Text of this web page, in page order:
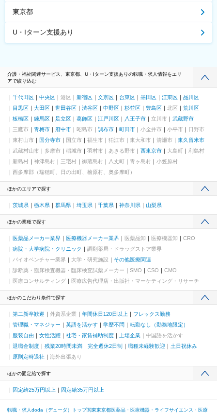
東京都
U・Iターン支援あり
介護・福祉関連サービス、東京都、U・Iターン支援ありの転職・求人情報をエリ
アで絞り込む
千代田区 中央区 港区 新宿区 文京区 台東区 墨田区 江東区
品川区
目黒区
大田区 世田谷区 渋谷区 中野区 杉並区 豊島区 北区
荒川区
板橋区
練馬区 足立区 葛飾区 江戸川区 八王子市 立川市
武蔵野市
三鷹市
青梅市 府中市 昭島市 調布市 町田市 小金井市 小平市
日野市
東村山市
国分寺市 国立市 福生市 狛江市 東大和市 清瀬市
東久留米市
武蔵村山市
多摩市 稲城市 羽村市 あきる野市 西東京市 大島町
利島村
新島村
神津島村 三宅村 御蔵島村 八丈町 青ヶ島村
小笠原村
西多摩郡（瑞穂町、日の出町、檜原村、奥多摩町）
ほかのエリアで探す
茨城県 栃木県 群馬県 埼玉県 千葉県 神奈川県 山梨県
ほかの業種で探す
医薬品メーカー業界 医療機器メーカー業界 医薬品卸 医療機器卸
CRO
病院・大学病院・クリニック
調剤薬局・ドラッグストア業界
バイオベンチャー業界
大学・研究施設
その他医療関連
診断薬・臨床検査機器・臨床検査試薬メーカー
SMO CSO
CMO
医療コンサルティング
医療広告代理店・出版社・マーケティング・リサーチ
ほかのこだわり条件で探す
第二新卒歓迎 外資系企業 年間休日120日以上
フレックス勤務
管理職・マネジャー
英語を活かす 学歴不問
転勤なし（勤務地限定）
服装自由
女性活躍 社宅・家賃補助制度 上場企業
中国語を活かす
退職金制度
残業20時間未満 完全週休2日制 職種未経験歓迎
土日祝休み
原則定時退社
海外出張あり
ほかの固定給で探す
固定給25万円以上 固定給35万円以上
転職・求人doda（デューダ）トップ関東東京都医薬品・医療機器・ライフサイエンス・医療